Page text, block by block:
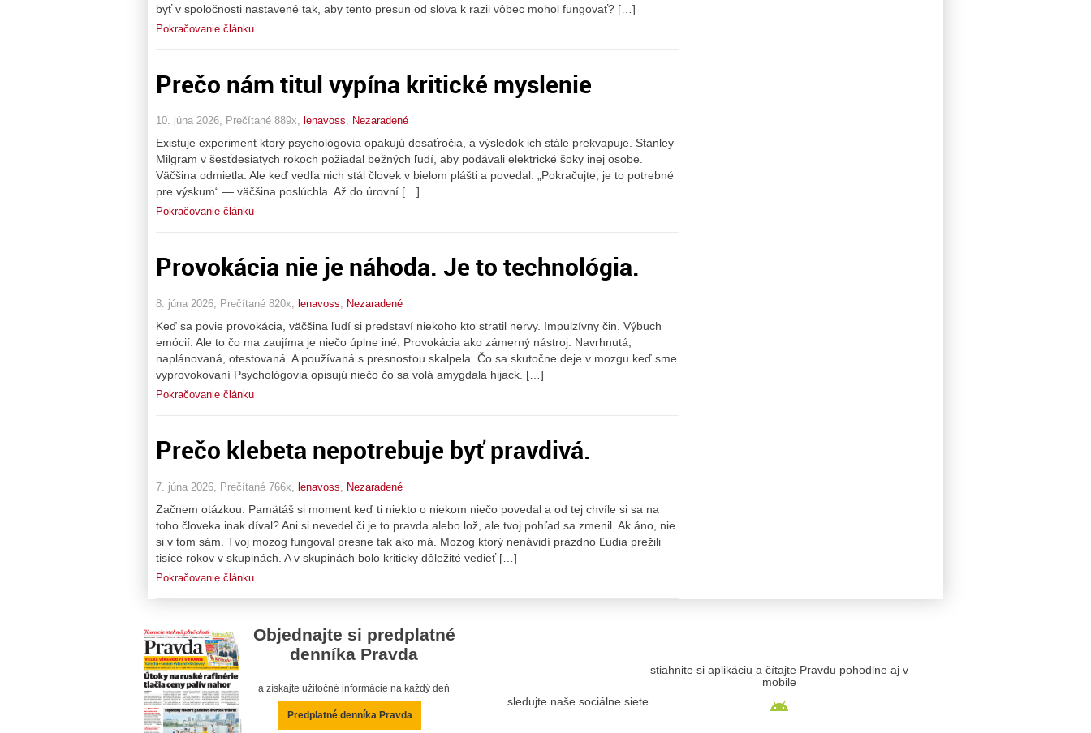
byť v spoločnosti nastavené tak, aby tento presun od slova k razii vôbec mohol fungovať? […]
Pokračovanie článku
Prečo nám titul vypína kritické myslenie
10. júna 2026, Prečítané 889x, lenavoss, Nezaradené
Existuje experiment ktorý psychológovia opakujú desaťročia, a výsledok ich stále prekvapuje. Stanley
Milgram v šesťdesiatych rokoch požiadal bežných ľudí, aby podávali elektrické šoky inej osobe.
Väčšina odmietla. Ale keď vedľa nich stál človek v bielom plášti a povedal: „Pokračujte, je to potrebné
pre výskum“ — väčšina poslúchla. Až do úrovní […]
Pokračovanie článku
Provokácia nie je náhoda. Je to technológia.
8. júna 2026, Prečítané 820x, lenavoss Nezaradené
Keď sa povie provokácia, väčšina ľudí si predstaví niekoho kto stratil nervy. Impulzívny čin. Výbuch
emócií. Ale to čo ma zaujíma je niečo úplne iné. Provokácia ako zámerný nástroj. Navrhnutá,
naplánovaná, otestovaná. A používaná s presnosťou skalpela. Čo sa skutočne deje v mozgu keď sme
vyprovokovaní Psychológovia opisujú niečo čo sa volá amygdala hijack. […]
Pokračovanie článku
Prečo klebeta nepotrebuje byť pravdivá.
7. júna 2026, Prečítané 766x, lenavoss Nezaradené
Začnem otázkou. Pamätáš si moment keď ti niekto o niekom niečo povedal a od tej chvíle si sa na
toho človeka inak díval? Ani si nevedel či je to pravda alebo lož, ale tvoj pohľad sa zmenil. Ak áno, nie
si v tom sám. Tvoj mozog fungoval presne tak ako má. Mozog ktorý nenávidí prázdno Ľudia prežili
tisíce rokov v skupinách. A v skupinách bolo kriticky dôležité vedieť […]
Pokračovanie článku
Objednajte si predplatné
denníka Pravda
a získajte užitočné informácie na každý deň
Predplatné denníka Pravda
sledujte naše sociálne siete
stiahnite si aplikáciu a čítajte Pravdu pohodlne aj v
mobile